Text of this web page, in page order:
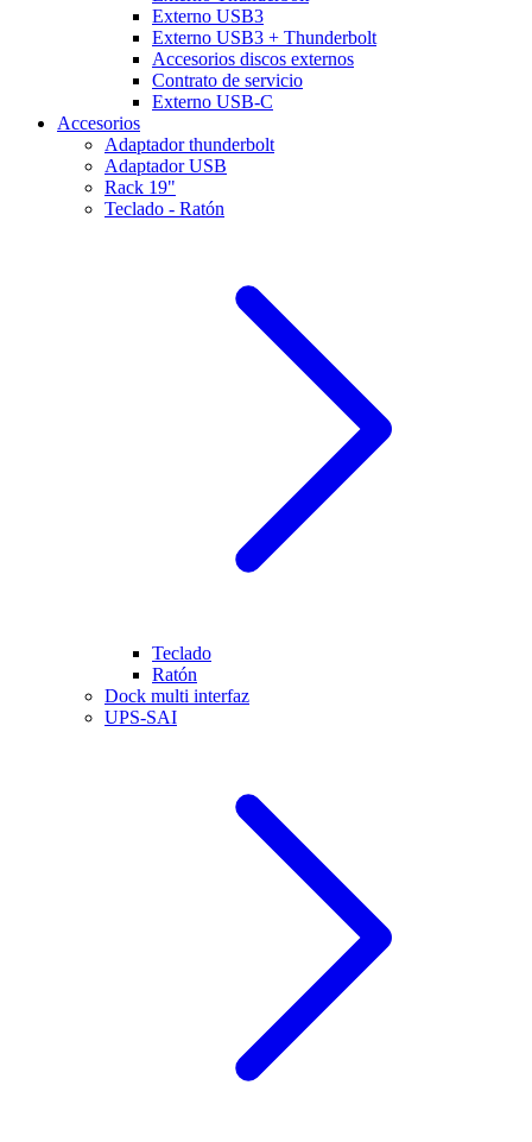
Externo USB3
Externo USB3 + Thunderbolt
Accesorios discos externos
Contrato de servicio
Externo USB-C
Accesorios
Adaptador thunderbolt
Adaptador USB
Rack 19"
Teclado - Ratón
Teclado
Ratón
Dock multi interfaz
UPS-SAI